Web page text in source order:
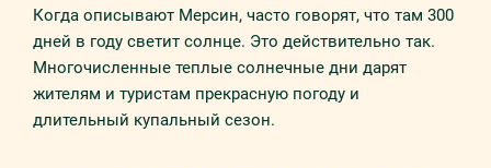
Когда описывают Мерсин, часто говорят, что там 300
дней в году светит солнце. Это действительно так.
Многочисленные теплые солнечные дни дарят
жителям и туристам прекрасную погоду и
длительный купальный сезон.